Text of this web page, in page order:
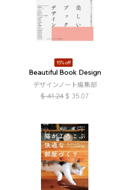
15% off
Beautiful Book Design
デザインノート編集部
$ 41.24 $ 35.07